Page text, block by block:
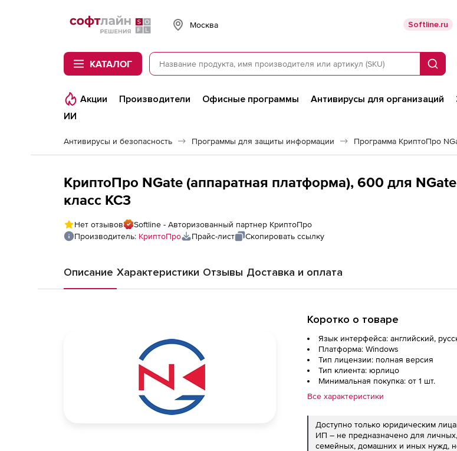
Softline
Москва Softline.ru
КАТАЛОГ Поиск
Акции Производители Офисные программы Антивирусы для организаций
ИИ
Антивирусы и безопасность Программы для защиты информации Программа КриптоПро
КриптоПро NGate (аппаратная платформа), 600 для NGate
класс КС3
Нет отзывов
Softline - Авторизованный партнер КриптоПро
Производитель: КриптоПро Прайс-лист Скопировать ссылку
Описание Характеристики Отзывы Доставка и оплата
Коротко о товаре
Язык интерфейса: английский,
Платформа: Windows
Тип лицензии: полная версия
Тип клиента: юрлицо
Минимальная покупка: от 1 шт.
Все характеристики
Доступно только юридическим
ИП – не предназначено для личных,
семейных, домашних и иных нужд,